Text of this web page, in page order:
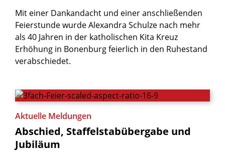
Mit einer Dankandacht und einer anschließenden
Feierstunde wurde Alexandra Schulze nach mehr
als 40 Jahren in der katholischen Kita Kreuz
Erhöhung in Bonenburg feierlich in den Ruhestand
verabschiedet.
Aktuelle Meldungen
Abschied, Staffelstabübergabe und
Jubiläum